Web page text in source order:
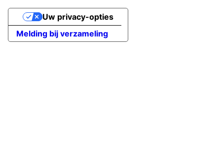
Melding bij verzameling
Uw privacy-opties